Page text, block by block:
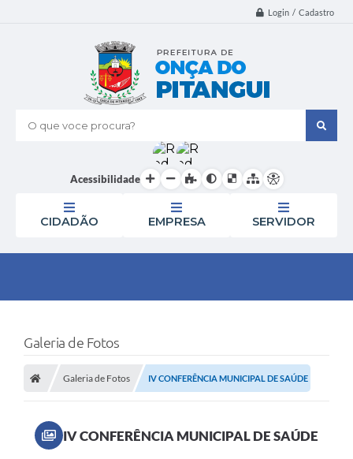
Login / Cadastro
O que voce procura?
Acessibilidade
CIDADÃO EMPRESA SERVIDOR
Galeria de Fotos
Galeria de Fotos IV CONFERÊNCIA MUNICIPAL DE SAÚDE
IV CONFERÊNCIA MUNICIPAL DE SAÚDE